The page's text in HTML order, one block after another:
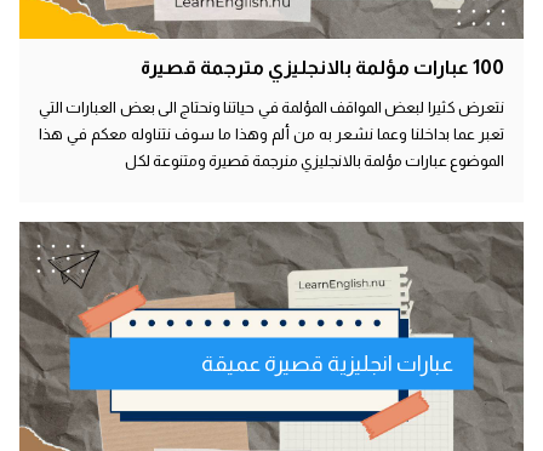
100 عبارات مؤلمة بالانجليزي مترجمة قصيرة
نتعرض كثيرا لبعض المواقف المؤلمة في حياتنا ونحتاج الى بعض العبارات التي
تعبر عما بداخلنا وعما نشعر به من ألم وهذا ما سوف نتناوله معكم في هذا
الموضوع عبارات مؤلمة بالانجليزي منرجمة قصيرة ومتنوعة لكل
عبارات انجليزية قصيرة عميقة